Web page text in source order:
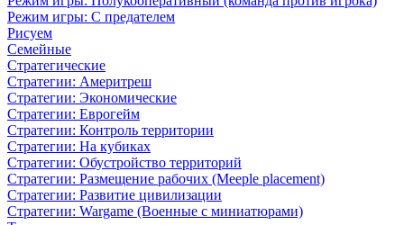
Режим игры: С предателем
Рисуем
Семейные
Стратегические
Стратегии: Америтреш
Стратегии: Экономические
Стратегии: Еврогейм
Стратегии: Контроль территории
Стратегии: На кубиках
Стратегии: Обустройство территорий
Стратегии: Размещение рабочих (Meeple placement)
Стратегии: Развитие цивилизации
Стратегии: Wargame (Военные с миниатюрами)